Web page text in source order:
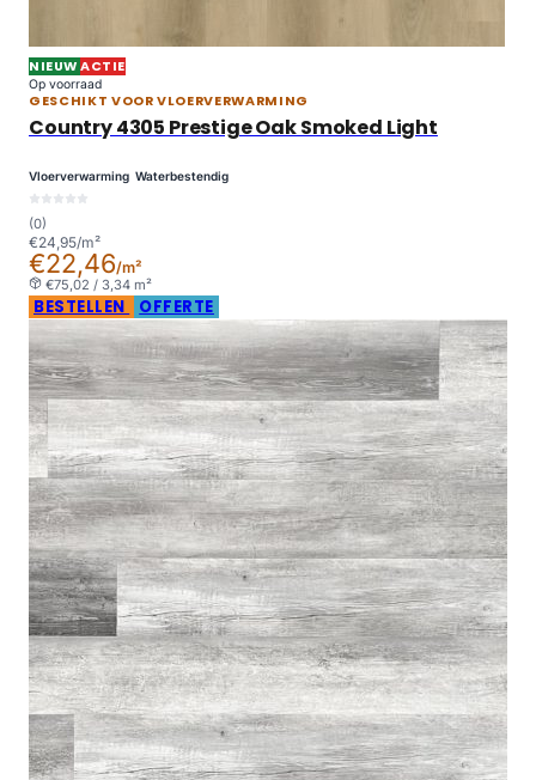
NIEUWACTIE
Op voorraad
GESCHIKT VOOR VLOERVERWARMING
Country 4305 Prestige Oak Smoked Light
Vloerverwarming Waterbestendig
(0)
€24,95/m²
€22,46/m²
€75,02 / 3,34 m²
BESTELLEN OFFERTE